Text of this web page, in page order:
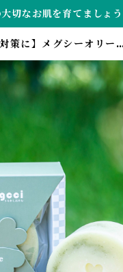
切なお肌を育てましょう
対策に】メグシーオリー
石鹸のメグシー